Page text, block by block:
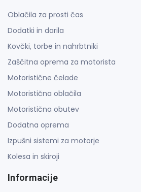
Oblačila za prosti čas
Dodatki in darila
Kovčki, torbe in nahrbtniki
Zaščitna oprema za motorista
Motoristične čelade
Motoristična oblačila
Motoristična obutev
Dodatna oprema
Izpušni sistemi za motorje
Kolesa in skiroji
Informacije